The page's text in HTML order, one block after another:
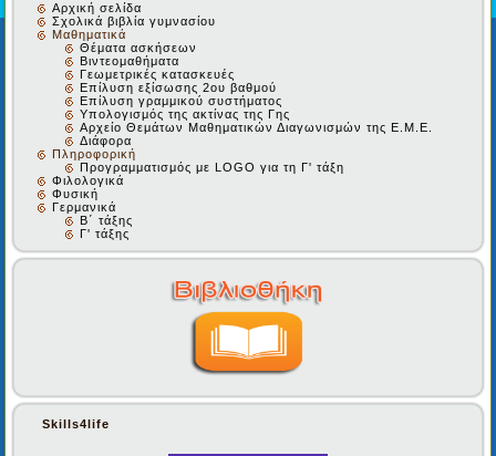
Αρχική σελίδα
Σχολικά βιβλία γυμνασίου
Μαθηματικά
Θέματα ασκήσεων
Βιντεομαθήματα
Γεωμετρικές κατασκευές
Επίλυση εξίσωσης 2ου βαθμού
Επίλυση γραμμικού συστήματος
Υπολογισμός της ακτίνας της Γης
Αρχείο Θεμάτων Μαθηματικών Διαγωνισμών της Ε.Μ.Ε.
Διάφορα
Πληροφορική
Προγραμματισμός με LOGO για τη Γ' τάξη
Φιλολογικά
Φυσική
Γερμανικά
Β΄ τάξης
Γ' τάξης
Skills4life